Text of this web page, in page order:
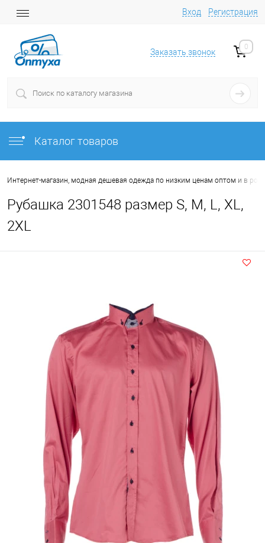
Вход Регистрация
Заказать звонок
0
Каталог товаров
Интернет-магазин, модная дешевая одежда по низким ценам оптом и в
Рубашка 2301548 размер S, M, L, XL,
2XL